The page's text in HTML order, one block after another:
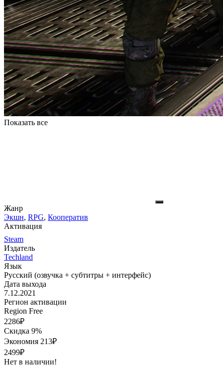
Показать все
Жанр
Экшн, RPG, Кооператив
Активация
Steam
Издатель
Techland
Язык
Русский (озвучка + субтитры + интерфейс)
Дата выхода
7.12.2021
Регион активации
Region Free
2286₽
Скидка 9%
Экономия 213₽
2499₽
Нет в наличии!